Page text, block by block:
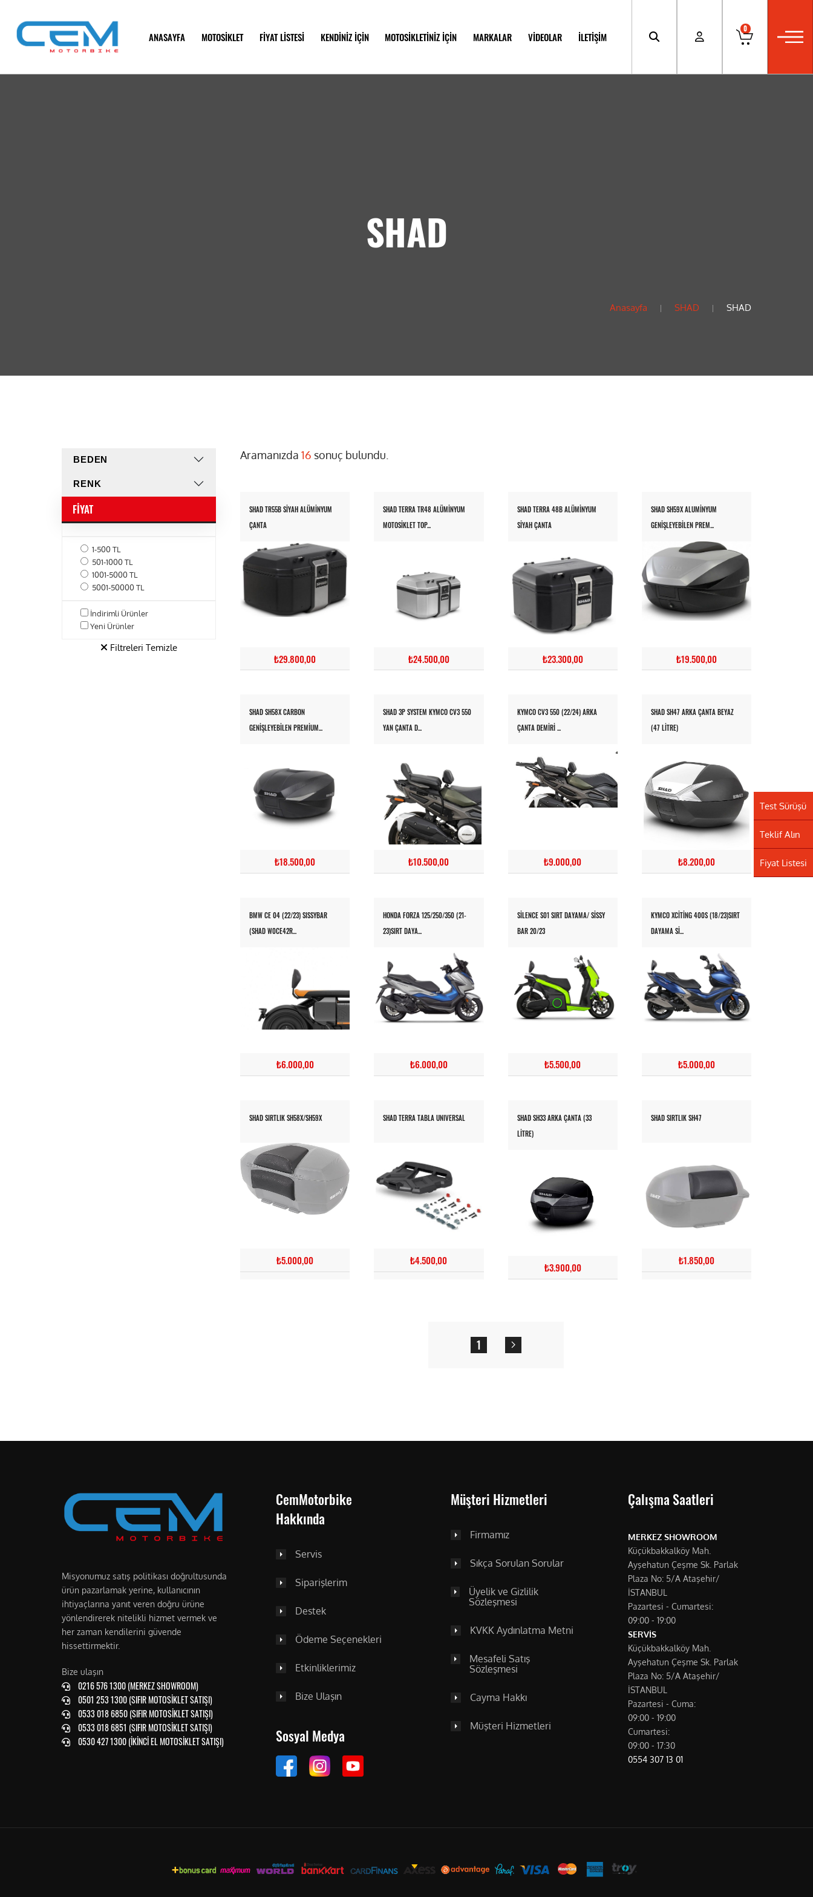
ANASAYFA MOTOSİKLET FİYAT LİSTESİ KENDİNİZ İÇİN MOTOSİKLETİNİZ İÇİN MARKALAR VİDEOLAR İLETİŞİM
0
SHAD
Anasayfa SHAD SHAD
BEDEN
RENK
FIYAT
1-500 TL
501-1000 TL
1001-5000 TL
5001-50000 TL
İndirimli Ürünler
Yeni Ürünler
Filtreleri Temizle
Aramanızda 16 sonuç bulundu.
SHAD TR55B SİYAH ALÜMİNYUM
ÇANTA
₺29.800,00
SHAD TERRA TR48 ALÜMİNYUM
MOTOSİKLET TOP...
₺24.500,00
SHAD TERRA 48B ALÜMİNYUM
SİYAH ÇANTA
₺23.300,00
SHAD SH59X ALUMİNYUM
GENIŞLEYEBILEN PREM...
₺19.500,00
SHAD SH58X CARBON
GENIŞLEYEBILEN PREMIUM...
₺18.500,00
SHAD 3P SYSTEM KYMCO CV3 550
YAN ÇANTA D...
₺10.500,00
KYMCO CV3 550 (22/24) ARKA
ÇANTA DEMIRI ...
₺9.000,00
SHAD SH47 ARKA ÇANTA BEYAZ
(47 LITRE)
₺8.200,00
BMW CE 04 (22/23) SISSYBAR
(SHAD W0CE42R...
₺6.000,00
HONDA FORZA 125/250/350 (21-
23)SIRT DAYA...
₺6.000,00
SILENCE S01 SIRT DAYAMA/ SISSY
BAR 20/23
₺5.500,00
KYMCO XCITING 400S (18/23)SIRT
DAYAMA SI...
₺5.000,00
SHAD SIRTLIK SH58X/SH59X
₺5.000,00
SHAD TERRA TABLA UNIVERSAL
₺4.500,00
SHAD SH33 ARKA ÇANTA (33
LITRE)
₺3.900,00
SHAD SIRTLIK SH47
₺1.850,00
1
Misyonumuz satış politikası doğrultusunda
ürün pazarlamak yerine, kullanıcının
ihtiyaçlarına yanıt veren doğru ürüne
yönlendirerek nitelikli hizmet vermek ve
her zaman kendilerini güvende
hissettirmektir.
Bize ulaşın
0216 576 1300 (MERKEZ SHOWROOM)
0501 253 1300 (SIFIR MOTOSİKLET SATIŞI)
0533 018 6850 (SIFIR MOTOSİKLET SATIŞI)
0533 018 6851 (SIFIR MOTOSİKLET SATIŞI)
0530 427 1300 (İKİNCİ EL MOTOSİKLET SATIŞI)
CemMotorbike
Hakkında
Servis
Siparişlerim
Destek
Ödeme Seçenekleri
Etkinliklerimiz
Bize Ulaşın
Sosyal Medya
Müşteri Hizmetleri
Firmamız
Sıkça Sorulan Sorular
Üyelik ve Gizlilik
Sözleşmesi
KVKK Aydınlatma Metni
Mesafeli Satış
Sözleşmesi
Cayma Hakkı
Müşteri Hizmetleri
Çalışma Saatleri
MERKEZ SHOWROOM
Küçükbakkalköy Mah.
Ayşehatun Çeşme Sk. Parlak
Plaza No: 5/A Ataşehir/
İSTANBUL
Pazartesi - Cumartesi:
09:00 - 19:00
SERVİS
Küçükbakkalköy Mah.
Ayşehatun Çeşme Sk. Parlak
Plaza No: 5/A Ataşehir/
İSTANBUL
Pazartesi - Cuma:
09:00 - 19:00
Cumartesi:
09:00 - 17:30
0554 307 13 01
Test Sürüşü
Teklif Alın
Fiyat Listesi